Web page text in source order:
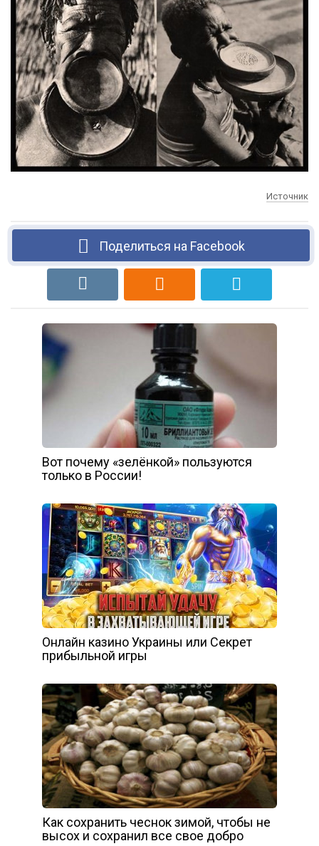
Источник
Поделиться на Facebook
Вот почему «зелёнкой» пользуются
только в России!
Онлайн казино Украины или Секрет
прибыльной игры
Как сохранить чеснок зимой, чтобы не
высох и сохранил все свое добро